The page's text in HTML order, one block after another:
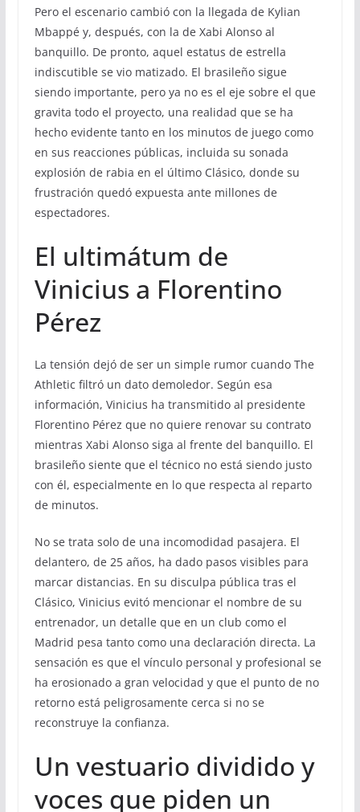
Pero el escenario cambió con la llegada de Kylian
Mbappé y, después, con la de Xabi Alonso al
banquillo. De pronto, aquel estatus de estrella
indiscutible se vio matizado. El brasileño sigue
siendo importante, pero ya no es el eje sobre el que
gravita todo el proyecto, una realidad que se ha
hecho evidente tanto en los minutos de juego como
en sus reacciones públicas, incluida su sonada
explosión de rabia en el último Clásico, donde su
frustración quedó expuesta ante millones de
espectadores.
El ultimátum de
Vinicius a Florentino
Pérez
La tensión dejó de ser un simple rumor cuando The
Athletic filtró un dato demoledor. Según esa
información, Vinicius ha transmitido al presidente
Florentino Pérez que no quiere renovar su contrato
mientras Xabi Alonso siga al frente del banquillo. El
brasileño siente que el técnico no está siendo justo
con él, especialmente en lo que respecta al reparto
de minutos.
No se trata solo de una incomodidad pasajera. El
delantero, de 25 años, ha dado pasos visibles para
marcar distancias. En su disculpa pública tras el
Clásico, Vinicius evitó mencionar el nombre de su
entrenador, un detalle que en un club como el
Madrid pesa tanto como una declaración directa. La
sensación es que el vínculo personal y profesional se
ha erosionado a gran velocidad y que el punto de no
retorno está peligrosamente cerca si no se
reconstruye la confianza.
Un vestuario dividido y
voces que piden un